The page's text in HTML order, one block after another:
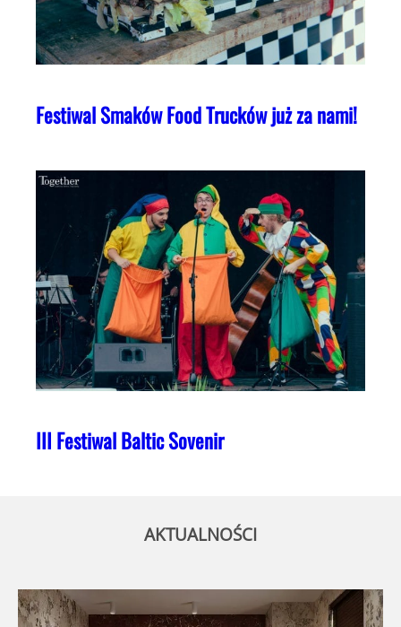
Festiwal Smaków Food Trucków już za nami!
III Festiwal Baltic Sovenir
AKTUALNOŚCI